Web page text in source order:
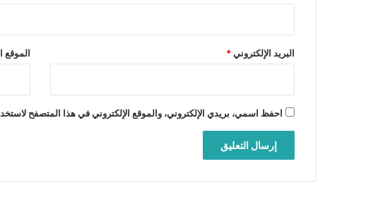
البريد الإلكتروني* الموقع
احفظ اسمي، بريدي الإلكتروني، والموقع الإلكتروني في هذا المتصفح